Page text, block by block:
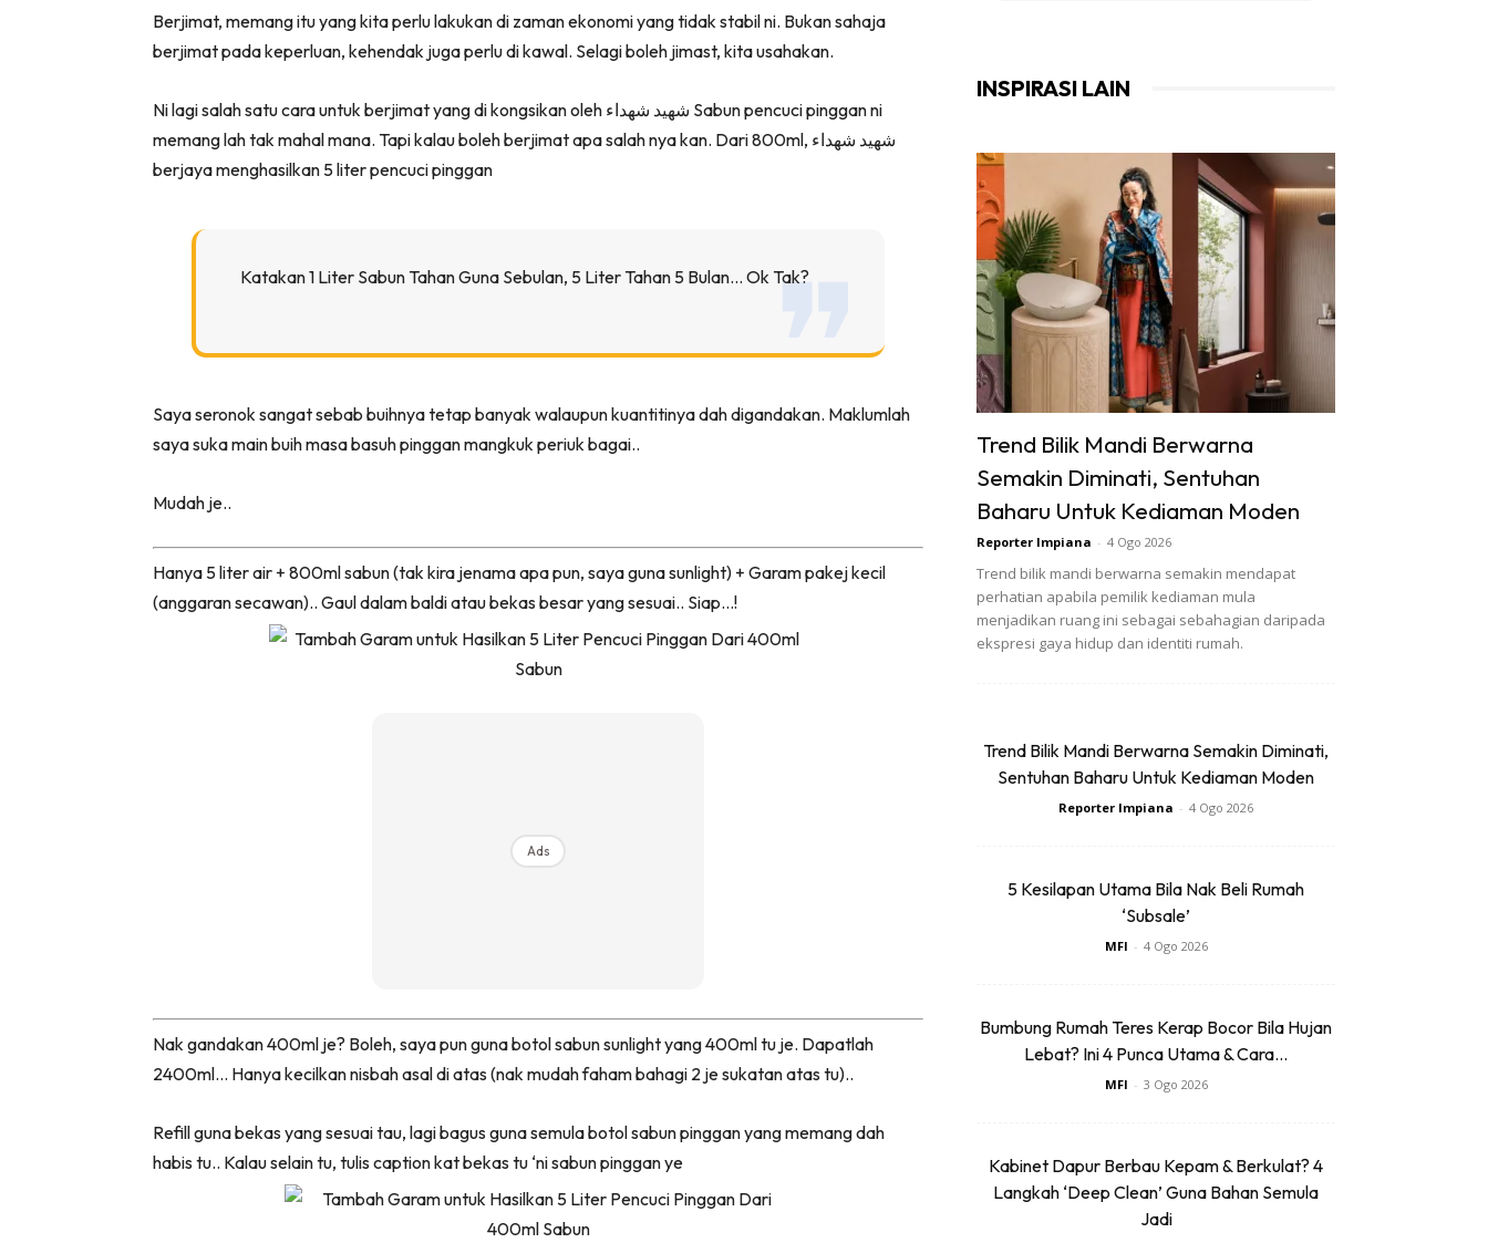
Bilik Tidur
Ruang Makan
Direktori
Interior Design
Landskap
Bilik Tidur
Make Over
Bilik Tidur
Dapur
Menarik Lagi
Casa Impiana
Impiana Makeover
Makeover Ruang Selebriti
Destinasi
Landed
Ilham Impiana Inspirasi Selebriti
Impiana TV
(Twitter)
Berjimat, memang itu yang kita perlu lakukan di zaman ekonomi yang tidak stabil ni. Bukan sahaja
berjimat pada keperluan, kehendak juga perlu di kawal. Selagi boleh jimast, kita usahakan.
Ni lagi salah satu cara untuk berjimat yang di kongsikan oleh شهيد شهداء Sabun pencuci pinggan ni
memang lah tak mahal mana. Tapi kalau boleh berjimat apa salah nya kan. Dari 800ml, شهيد شهداء
berjaya menghasilkan 5 liter pencuci pinggan
Katakan 1 Liter Sabun Tahan Guna Sebulan, 5 Liter Tahan 5 Bulan… Ok Tak?
Saya seronok sangat sebab buihnya tetap banyak walaupun kuantitinya dah digandakan. Maklumlah
saya suka main buih masa basuh pinggan mangkuk periuk bagai..
Mudah je..
Hanya 5 liter air + 800ml sabun (tak kira jenama apa pun, saya guna sunlight) + Garam pakej kecil
(anggaran secawan).. Gaul dalam baldi atau bekas besar yang sesuai.. Siap…!
Ads
Nak gandakan 400ml je? Boleh, saya pun guna botol sabun sunlight yang 400ml tu je. Dapatlah
2400ml… Hanya kecilkan nisbah asal di atas (nak mudah faham bahagi 2 je sukatan atas tu)..
Refill guna bekas yang sesuai tau, lagi bagus guna semula botol sabun pinggan yang memang dah
habis tu.. Kalau selain tu, tulis caption kat bekas tu ‘ni sabun pinggan ye
INSPIRASI LAIN
Trend Bilik Mandi Berwarna
Semakin Diminati, Sentuhan
Baharu Untuk Kediaman Moden
Reporter Impiana - 4 Ogo 2026
Trend bilik mandi berwarna semakin mendapat
perhatian apabila pemilik kediaman mula
menjadikan ruang ini sebagai sebahagian daripada
ekspresi gaya hidup dan identiti rumah.
Trend Bilik Mandi Berwarna Semakin Diminati,
Sentuhan Baharu Untuk Kediaman Moden
Reporter Impiana - 4 Ogo 2026
5 Kesilapan Utama Bila Nak Beli Rumah
‘Subsale’
MFI - 4 Ogo 2026
Bumbung Rumah Teres Kerap Bocor Bila Hujan
Lebat? Ini 4 Punca Utama & Cara...
MFI - 3 Ogo 2026
Kabinet Dapur Berbau Kepam & Berkulat? 4
Langkah ‘Deep Clean’ Guna Bahan Semula
Jadi